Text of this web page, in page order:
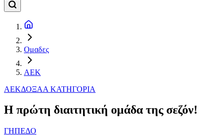
Ομαδες
ΑΕΚ
ΑΕΚΔΟΞΑΑ ΚΑΤΗΓΟΡΙΑ
Η πρώτη διαιτητική ομάδα της σεζόν!
ΓΗΠΕΔΟ